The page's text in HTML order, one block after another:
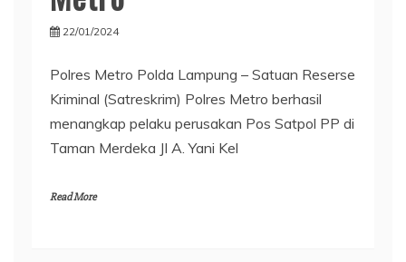
22/01/2024
Polres Metro Polda Lampung – Satuan Reserse
Kriminal (Satreskrim) Polres Metro berhasil
menangkap pelaku perusakan Pos Satpol PP di
Taman Merdeka JI A. Yani Kel
Read More